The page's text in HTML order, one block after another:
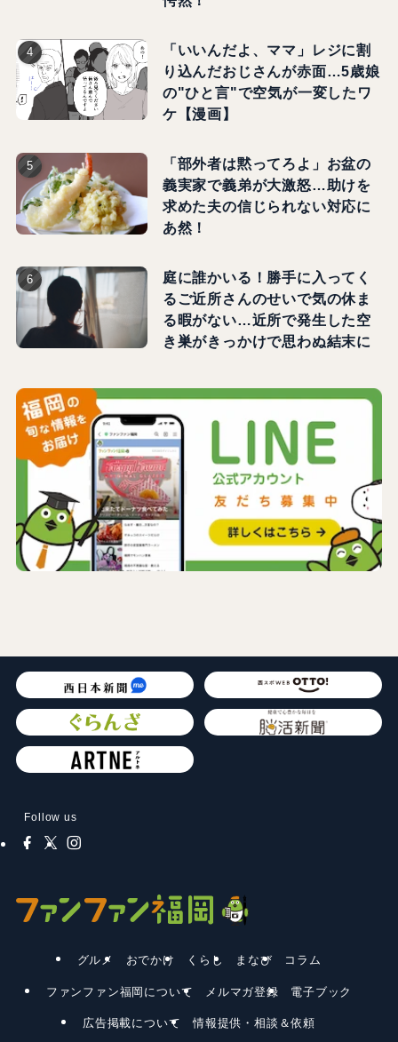
「いいんだよ、ママ」レジに割
り込んだおじさんが赤面…5歳娘
の"ひと言"で空気が一変したワ
ケ【漫画】
「部外者は黙ってろよ」お盆の
義実家で義弟が大激怒…助けを
求めた夫の信じられない対応に
あ然！
庭に誰かいる！勝手に入ってく
るご近所さんのせいで気の休ま
る暇がない…近所で発生した空
き巣がきっかけで思わぬ結末に
Follow us
グルメ おでかけ くらし まなび コラム
ファンファン福岡について メルマガ登録 電子ブック
広告掲載について
情報提供・相談＆依頼